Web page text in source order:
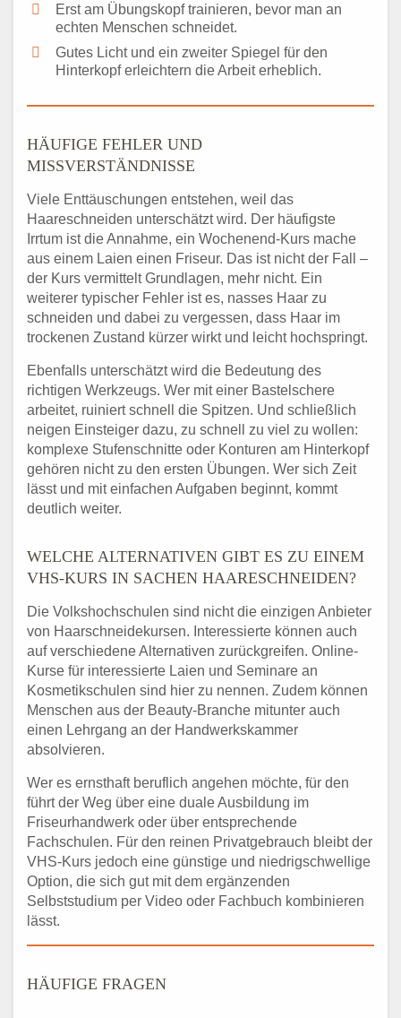
Erst am Übungskopf trainieren, bevor man an
echten Menschen schneidet.
Gutes Licht und ein zweiter Spiegel für den
Hinterkopf erleichtern die Arbeit erheblich.
HÄUFIGE FEHLER UND
MISSVERSTÄNDNISSE
Viele Enttäuschungen entstehen, weil das
Haareschneiden unterschätzt wird. Der häufigste
Irrtum ist die Annahme, ein Wochenend-Kurs mache
aus einem Laien einen Friseur. Das ist nicht der Fall –
der Kurs vermittelt Grundlagen, mehr nicht. Ein
weiterer typischer Fehler ist es, nasses Haar zu
schneiden und dabei zu vergessen, dass Haar im
trockenen Zustand kürzer wirkt und leicht hochspringt.
Ebenfalls unterschätzt wird die Bedeutung des
richtigen Werkzeugs. Wer mit einer Bastelschere
arbeitet, ruiniert schnell die Spitzen. Und schließlich
neigen Einsteiger dazu, zu schnell zu viel zu wollen:
komplexe Stufenschnitte oder Konturen am Hinterkopf
gehören nicht zu den ersten Übungen. Wer sich Zeit
lässt und mit einfachen Aufgaben beginnt, kommt
deutlich weiter.
WELCHE ALTERNATIVEN GIBT ES ZU EINEM
VHS-KURS IN SACHEN HAARESCHNEIDEN?
Die Volkshochschulen sind nicht die einzigen Anbieter
von Haarschneidekursen. Interessierte können auch
auf verschiedene Alternativen zurückgreifen. Online-
Kurse für interessierte Laien und Seminare an
Kosmetikschulen sind hier zu nennen. Zudem können
Menschen aus der Beauty-Branche mitunter auch
einen Lehrgang an der Handwerkskammer
absolvieren.
Wer es ernsthaft beruflich angehen möchte, für den
führt der Weg über eine duale Ausbildung im
Friseurhandwerk oder über entsprechende
Fachschulen. Für den reinen Privatgebrauch bleibt der
VHS-Kurs jedoch eine günstige und niedrigschwellige
Option, die sich gut mit dem ergänzenden
Selbststudium per Video oder Fachbuch kombinieren
lässt.
HÄUFIGE FRAGEN